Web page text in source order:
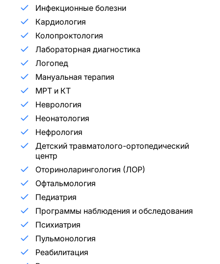
Инфекционные болезни
Кардиология
Колопроктология
Лабораторная диагностика
Логопед
Мануальная терапия
МРТ и КТ
Неврология
Неонатология
Нефрология
Детский травматолого-ортопедический
центр
Оториноларингология (ЛОР)
Офтальмология
Педиатрия
Программы наблюдения и обследования
Психиатрия
Пульмонология
Реабилитация